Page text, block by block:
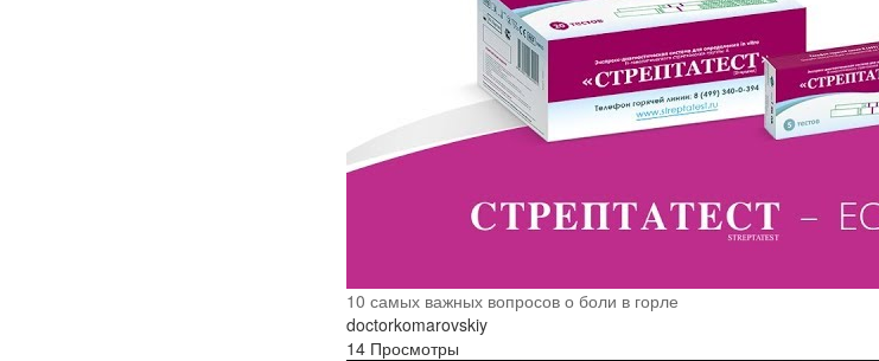
10 самых важных вопросов о боли в горле
doctorkomarovskiy
14 Просмотры